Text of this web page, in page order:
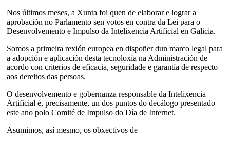
Nos últimos meses, a Xunta foi quen de elaborar e lograr a
aprobación no Parlamento sen votos en contra da Lei para o
Desenvolvemento e Impulso da Intelixencia Artificial en Galicia.
Somos a primeira rexión europea en dispoñer dun marco legal para
a adopción e aplicación desta tecnoloxía na Administración de
acordo con criterios de eficacia, seguridade e garantía de respecto
aos dereitos das persoas.
O desenvolvemento e gobernanza responsable da Intelixencia
Artificial é, precisamente, un dos puntos do decálogo presentado
este ano polo Comité de Impulso do Día de Internet.
Asumimos, así mesmo, os obxectivos de